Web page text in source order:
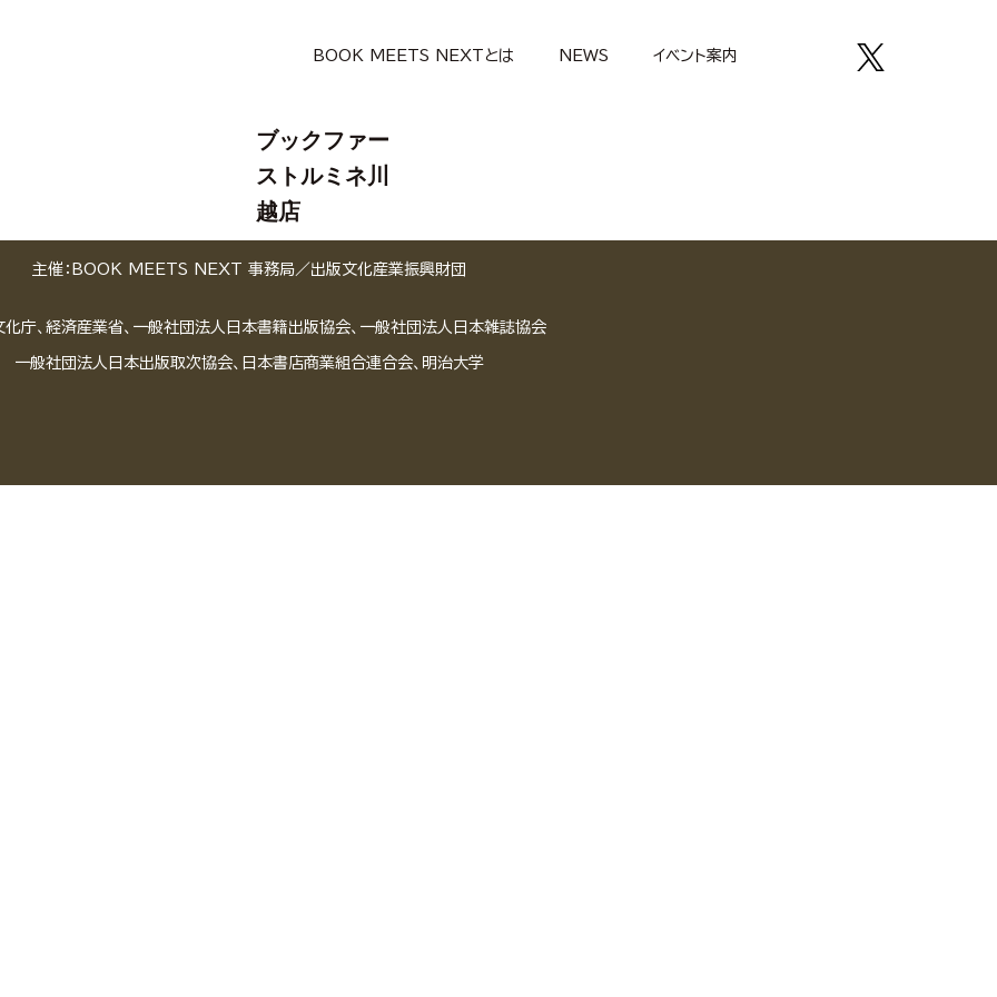
BOOK MEETS NEXTとは NEWS イベント案内
ブックファー
ストルミネ川
越店
主催：BOOK MEETS NEXT 事務局／ 出版文化産業振興財団
化庁、経済産業省、一般社団法人日本書籍出版協会、一般社団法人日本雑誌協会
一般社団法人日本出版取次協会、日本書店商業組合連合会、明治大学